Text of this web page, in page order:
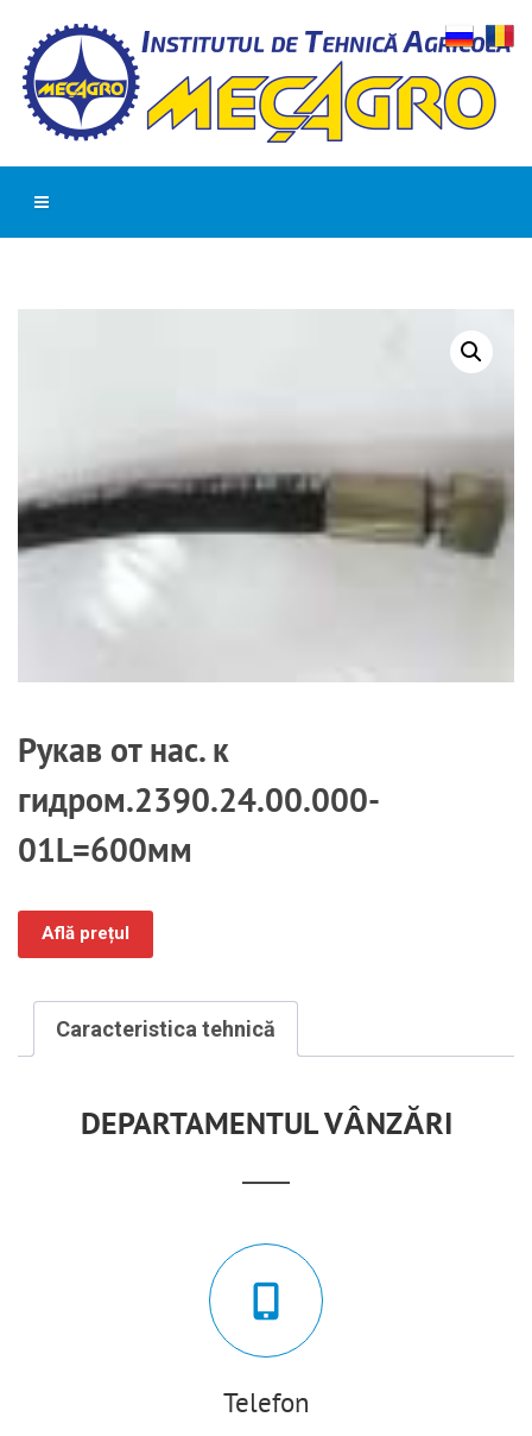
Рукав от нас. к
гидром.2390.24.00.000-
01L=600мм
Află prețul
Caracteristica tehnică
DEPARTAMENTUL VÂNZĂRI
Telefon